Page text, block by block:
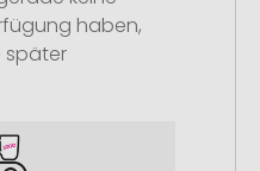
haben,
später